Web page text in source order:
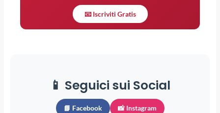
📧 Iscriviti Gratis
📱 Seguici sui Social
📘 Facebook 📸 Instagram